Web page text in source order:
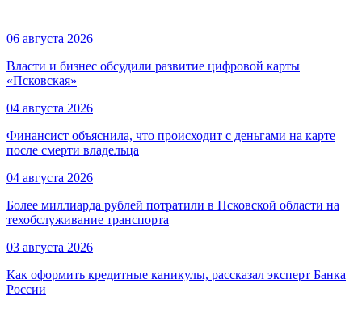
06 августа 2026
Власти и бизнес обсудили развитие цифровой карты
«Псковская»
04 августа 2026
Финансист объяснила, что происходит с деньгами на карте
после смерти владельца
04 августа 2026
Более миллиарда рублей потратили в Псковской области на
техобслуживание транспорта
03 августа 2026
Как оформить кредитные каникулы, рассказал эксперт Банка
России